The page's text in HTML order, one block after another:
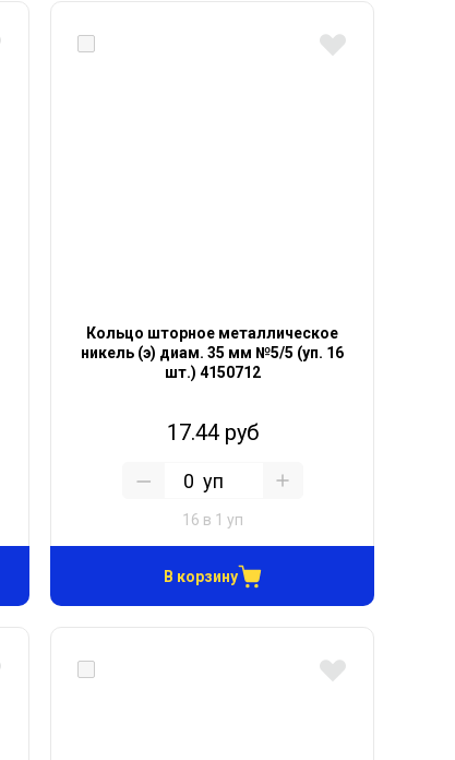
Кольцо шторное металлическое
никель (э) диам. 35 мм №5/5 (уп. 16
шт.) 4150712
17.44 руб
уп
16 в 1 уп
В корзину